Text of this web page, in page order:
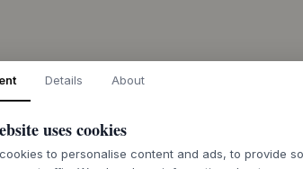
Details About
uses cookies
to personalise content and ads, to provide